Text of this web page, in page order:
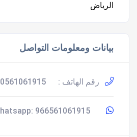
الرياض
بيانات ومعلومات التواصل
رقم الهاتف : 0561061915
966561061915